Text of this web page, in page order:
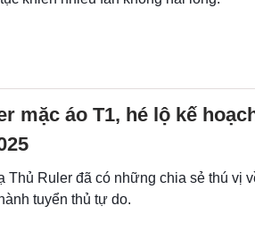
mặc áo T1, hé lộ kế
Thủ Ruler đã có những chia sẻ thú vị
tuyển thủ tự do.